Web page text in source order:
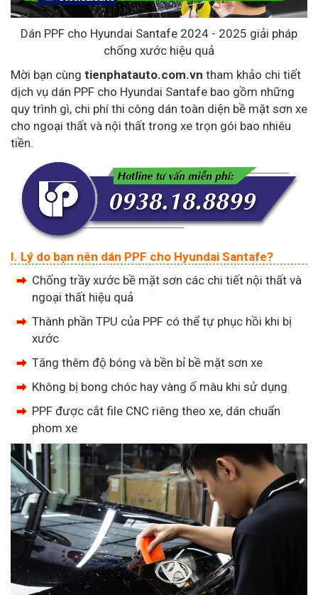
Dán PPF cho Hyundai Santafe 2024 - 2025 giải pháp
chống xước hiệu quả
Mời bạn cùng tienphatauto.com.vn tham khảo chi tiết
dịch vụ dán PPF cho Hyundai Santafe bao gồm những
quy trình gì, chi phí thi công dán toàn diện bề mặt sơn xe
cho ngoại thất và nội thất trong xe trọn gói bao nhiêu
tiền.
I. Lý do bạn nên dán PPF cho Hyundai Santafe?
Chống trầy xước bề mặt sơn các chi tiết nội thất và
ngoại thất hiệu quả
Thành phần TPU của PPF có thể tự phục hồi khi bị
xước
Tăng thêm độ bóng và bền bỉ bề mặt sơn xe
Không bị bong chóc hay vàng ố màu khi sử dụng
PPF được cắt file CNC riêng theo xe, dán chuẩn
phom xe